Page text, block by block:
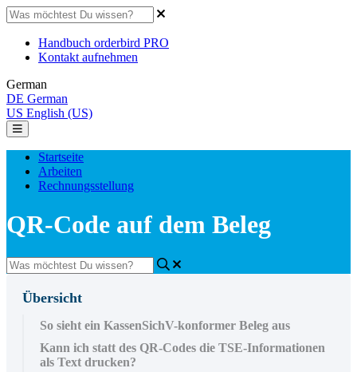
Handbuch orderbird PRO
Kontakt aufnehmen
German
DE German
US English (US)
Startseite
Arbeiten
Rechnungsstellung
QR-Code auf dem Beleg
Übersicht
So sieht ein KassenSichV-konformer Beleg aus
Kann ich statt des QR-Codes die TSE-Informationen
als Text drucken?